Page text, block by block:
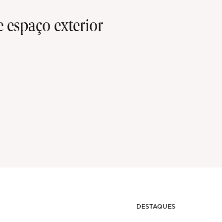
espaço exterior
DESTAQUES